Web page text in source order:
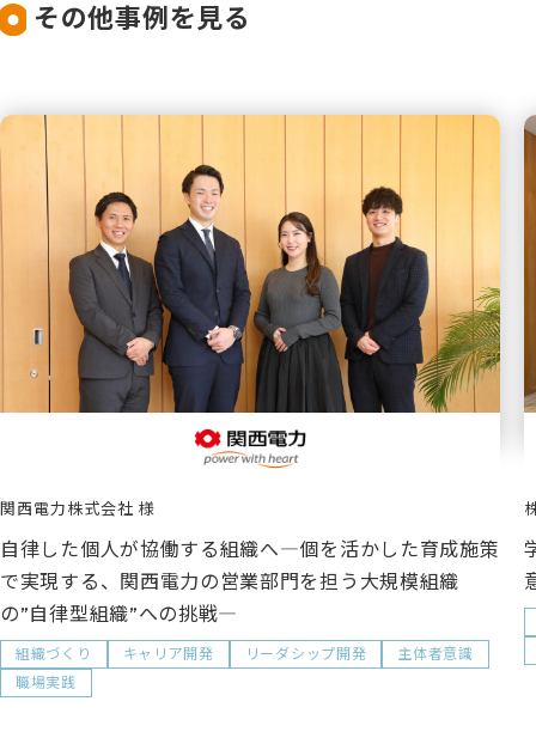
その他事例を見る
関西電力株式会社
自律した個人が協働する組織へ―個を活かした育成施策
で実現する、関西電力の営業部門を担う大規模組織
の”自律型組織”への挑戦―
組織づくり キャリア開発 リーダシップ開発
主体者意識
職場実践